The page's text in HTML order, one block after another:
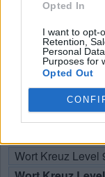
Opted In
I want to opt-
Retention,
Personal
Purposes for
Opted Out
Levelnummer
Wählen Sie Ihr
Wort Kreuz Level
Wort Kreuz Level
Wort Kreuz Level
Wort Kreuz Level